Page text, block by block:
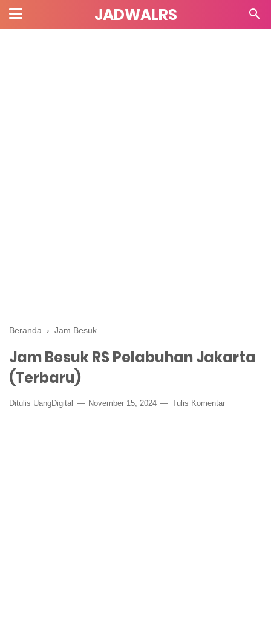
JADWALRS
Beranda › Jam Besuk
Jam Besuk RS Pelabuhan Jakarta
(Terbaru)
Ditulis UangDigital November 15, 2024 Tulis Komentar